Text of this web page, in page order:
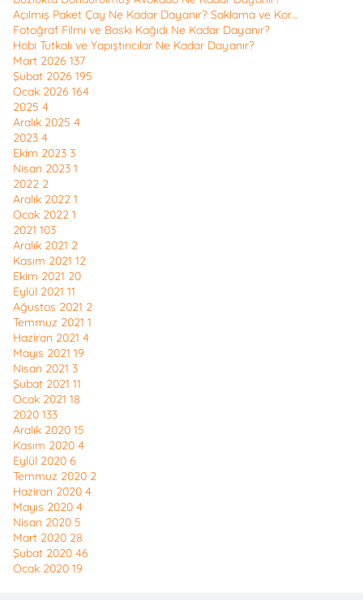
Açılmış Paket Çay Ne Kadar Dayanır? Saklama ve Kor...
Fotoğraf Filmi ve Baskı Kağıdı Ne Kadar Dayanır?
Hobi Tutkalı ve Yapıştırıcılar Ne Kadar Dayanır?
Mart 2026 137
Şubat 2026 195
Ocak 2026 164
2025 4
Aralık 2025 4
2023 4
Ekim 2023 3
Nisan 2023 1
2022 2
Aralık 2022 1
Ocak 2022 1
2021 103
Aralık 2021 2
Kasım 2021 12
Ekim 2021 20
Eylül 2021 11
Ağustos 2021 2
Temmuz 2021 1
Haziran 2021 4
Mayıs 2021 19
Nisan 2021 3
Şubat 2021 11
Ocak 2021 18
2020 133
Aralık 2020 15
Kasım 2020 4
Eylül 2020 6
Temmuz 2020 2
Haziran 2020 4
Mayıs 2020 4
Nisan 2020 5
Mart 2020 28
Şubat 2020 46
Ocak 2020 19